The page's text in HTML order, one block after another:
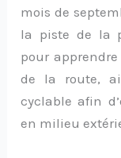
mois de
la piste de la
pour
de la route,
cyclable afin
en milieu